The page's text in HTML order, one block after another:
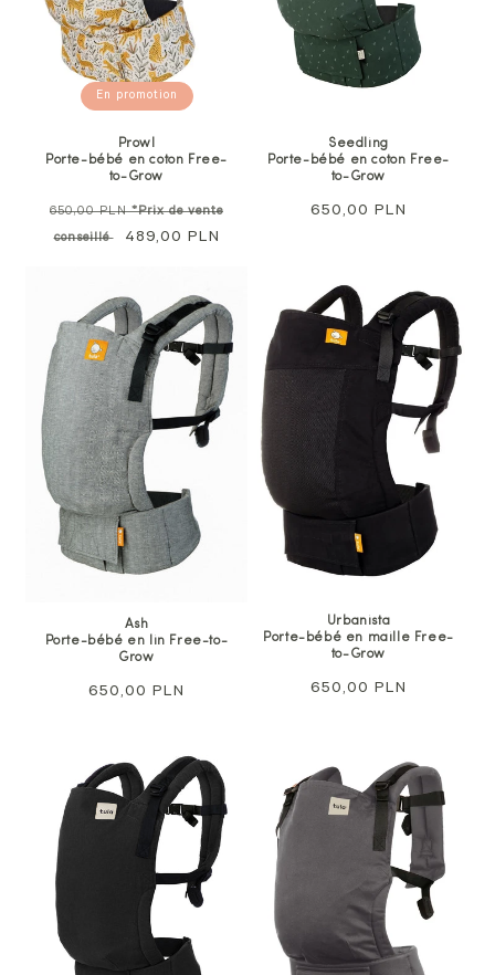
En promotion
Prowl
Porte-bébé en coton Free-
to-Grow
Prix
normal
650,00 PLN*Prix de vente
conseillé
Prix
489,00 PLN
Seedling
Porte-bébé en coton Free-
to-Grow
Prix
650,00 PLN
Ash
Porte-bébé en lin Free-to-
Grow
Prix
650,00 PLN
Urbanista
Porte-bébé en maille Free-
to-Grow
Prix
650,00 PLN